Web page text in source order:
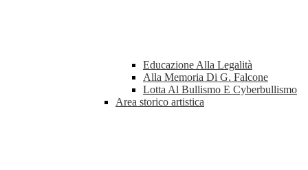
Educazione Alla Legalità
Alla Memoria Di G. Falcone
Lotta Al Bullismo E Cyberbullismo
Area storico artistica